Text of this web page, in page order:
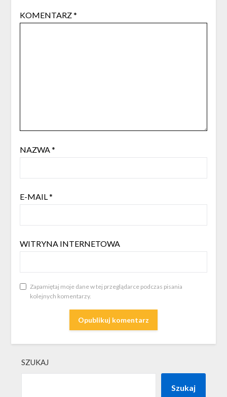
KOMENTARZ*
NAZWA*
E-MAIL*
WITRYNA INTERNETOWA
Zapamiętaj moje dane w tej przeglądarce podczas pisania
kolejnych komentarzy.
SZUKAJ
Szukaj